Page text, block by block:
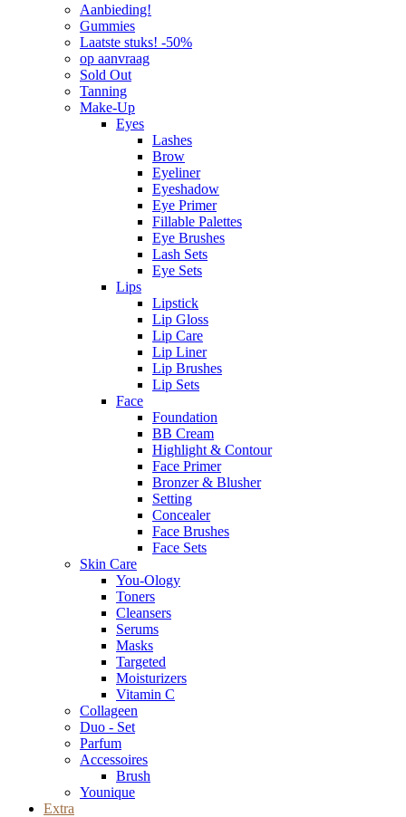
Aanbieding!
Gummies
Laatste stuks! -50%
op aanvraag
Sold Out
Tanning
Make-Up
Eyes
Lashes
Brow
Eyeliner
Eyeshadow
Eye Primer
Fillable Palettes
Eye Brushes
Lash Sets
Eye Sets
Lips
Lipstick
Lip Gloss
Lip Care
Lip Liner
Lip Brushes
Lip Sets
Face
Foundation
BB Cream
Highlight & Contour
Face Primer
Bronzer & Blusher
Setting
Concealer
Face Brushes
Face Sets
Skin Care
You-Ology
Toners
Cleansers
Serums
Masks
Targeted
Moisturizers
Vitamin C
Collageen
Duo - Set
Parfum
Accessoires
Brush
Younique
Extra